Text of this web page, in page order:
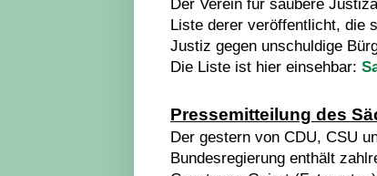
Der Verein für saubere
Liste derer veröffentlicht, die
Justiz gegen unschuldige
Die Liste ist hier einsehbar:
Pressemitteilung des
Der gestern von CDU, CSU
Bundesregierung enthält